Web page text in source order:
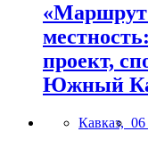
«Маршрут
проект,
Южный
Кавказ, 06